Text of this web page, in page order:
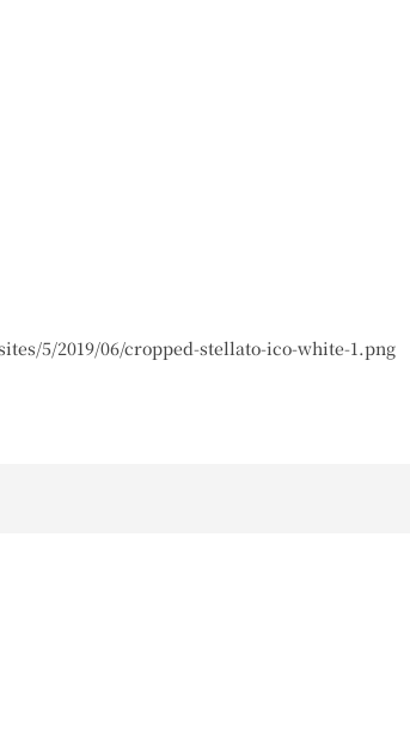
5/2019/06/cropped-stellato-ico-white-1.png